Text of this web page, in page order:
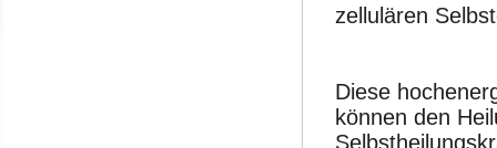
zellulären
Diese
können den